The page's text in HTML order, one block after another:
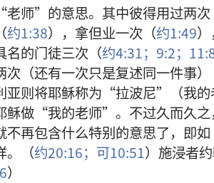
师”的意思。其中彼得用过两次
约1:38），拿但业一次（约1:49
名的门徒三次（约4:31； 9:2；
次（还有一次只是复述同一件事
亚则将耶稣称为“拉波尼”（我的
稣做“我的老师”。不过久而久
再包含什么特别的意思了，即
。（约20:16； 可10:51）施浸者
）